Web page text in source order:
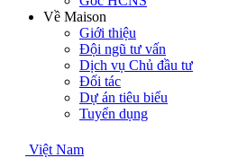
Về Maison
Giới thiệu
Đội ngũ tư vấn
Dịch vụ Chủ đầu tư
Đối tác
Dự án tiêu biểu
Tuyển dụng
Việt Nam